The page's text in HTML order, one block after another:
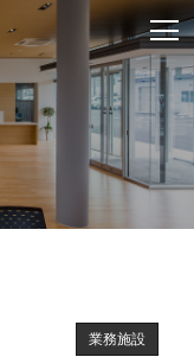
業務施設